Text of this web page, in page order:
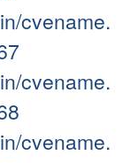
cvename.
cvename.
cvename.